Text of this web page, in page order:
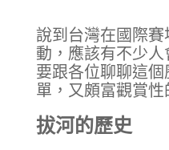
說到台灣在國際
動，應該有不少
要跟各位聊聊這
單，又頗富觀賞性
拔河的歷史